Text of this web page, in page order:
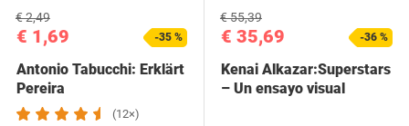
€ 1,69
€ 2,49
-35 %
Antonio Tabucchi: Erklärt
Pereira
(12×)
€ 35,69
€ 55,39
-36 %
Kenai Alkazar:Superstars
– Un ensayo visual